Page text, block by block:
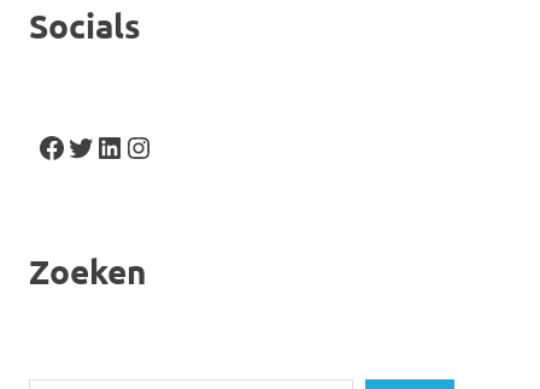
Socials
Facebook
Twitter
LinkedIn
Instagram
Zoeken